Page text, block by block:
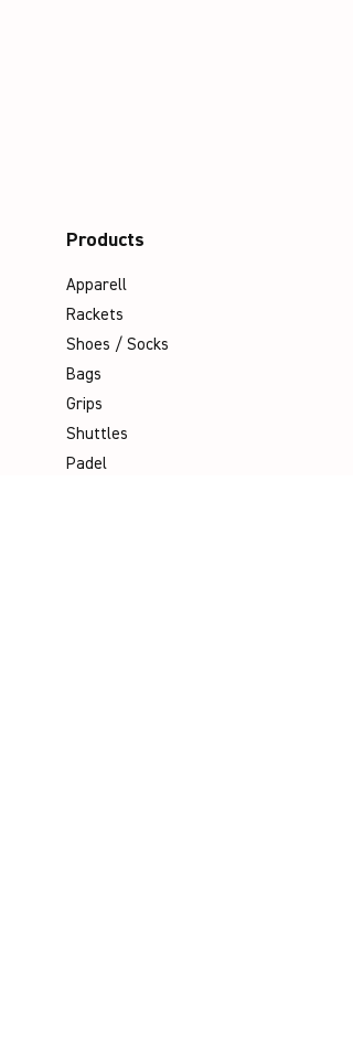
Apparell
Rackets
Shoes / Socks
Bags
Grips
Shuttles
Padel
Products